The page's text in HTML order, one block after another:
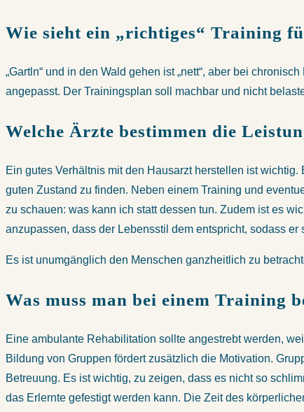
Wie sieht ein „richtiges“ Training
„Gartln“ und in den Wald gehen ist „nett“, aber bei
angepasst. Der Trainingsplan soll machbar und nicht
Welche Ärzte bestimmen die
Ein gutes Verhältnis mit den Hausarzt herstellen ist
guten Zustand zu finden. Neben einem Training und
zu schauen: was kann ich statt dessen tun. Zudem ist es
anzupassen, dass der Lebensstil dem entspricht, sodass er
Es ist unumgänglich den Menschen ganzheitlich zu
Was muss man bei einem Training
Eine ambulante Rehabilitation sollte angestrebt werden,
Bildung von Gruppen fördert zusätzlich die Motivation.
Betreuung. Es ist wichtig, zu zeigen, dass es nicht so
das Erlernte gefestigt werden kann. Die Zeit des